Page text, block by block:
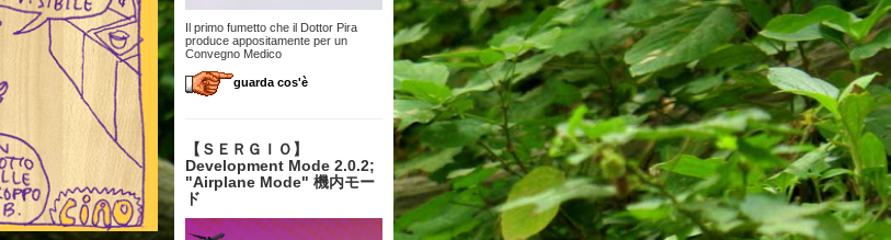
Il primo fumetto che il Dottor Pira
produce appositamente per un
Convegno Medico
guarda cos'è
【 ＳＥＲＧＩＯ】
Development Mode 2.0.2;
"Airplane Mode" 機内モー
ド